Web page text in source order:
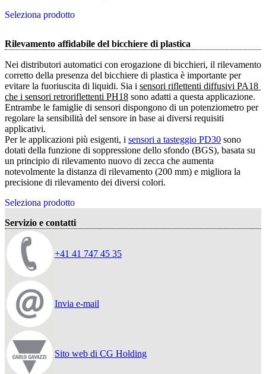
Seleziona prodotto
Rilevamento affidabile del bicchiere di plastica
Nei distributori automatici con erogazione di bicchieri, il rilevamento
corretto della presenza del bicchiere di plastica è importante per
evitare la fuoriuscita di liquidi. Sia i sensori riflettenti diffusivi PA18
che i sensori retroriflettenti PH18 sono adatti a questa applicazione.
Entrambe le famiglie di sensori dispongono di un potenziometro per
regolare la sensibilità del sensore in base ai diversi requisiti
applicativi.
Per le applicazioni più esigenti, i sensori a tasteggio PD30 sono
dotati della funzione di soppressione dello sfondo (BGS), basata su
un principio di rilevamento nuovo di zecca che aumenta
notevolmente la distanza di rilevamento (200 mm) e migliora la
precisione di rilevamento dei diversi colori.
Seleziona prodotto
Servizio e contatti
+41 41 747 45 35
Invia e-mail
Sito web di CG Holding